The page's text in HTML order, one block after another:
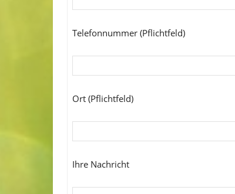
Telefonnummer (Pflichtfeld)
Ort (Pflichtfeld)
Ihre Nachricht